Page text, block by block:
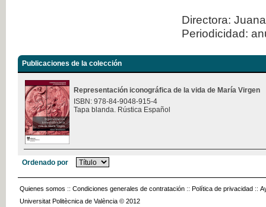
Directora:
Periodicidad:
Publicaciones de la colección
Representación iconográfica de la vida de María Virgen
ISBN: 978-84-9048-915-4
Tapa blanda. Rústica Español
Ordenado por
Quienes somos :: Condiciones generales de contratación :: Política de privacidad ::
Universitat Politècnica de València © 2012